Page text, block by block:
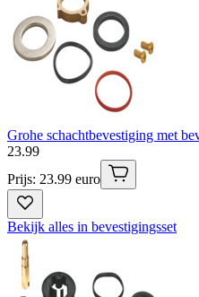
Grohe schachtbevestiging met
23.99
Prijs: 23.99 euro
Bekijk alles in bevestigingsset